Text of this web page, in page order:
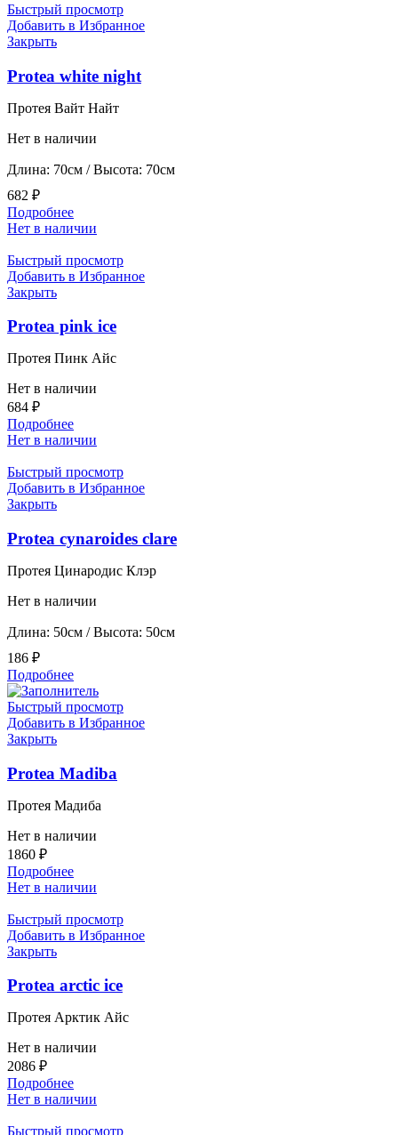
Быстрый просмотр
Добавить в Избранное
Закрыть
Protea white night
Протея Вайт Найт
Нет в наличии
Длина: 70см / Высота: 70см
682 ₽
Подробнее
Нет в наличии
Быстрый просмотр
Добавить в Избранное
Закрыть
Protea pink ice
Протея Пинк Айс
Нет в наличии
684 ₽
Подробнее
Нет в наличии
Быстрый просмотр
Добавить в Избранное
Закрыть
Protea cynaroides clare
Протея Цинародис Клэр
Нет в наличии
Длина: 50см / Высота: 50см
186 ₽
Подробнее
Быстрый просмотр
Добавить в Избранное
Закрыть
Protea Madiba
Протея Мадиба
Нет в наличии
1860 ₽
Подробнее
Нет в наличии
Быстрый просмотр
Добавить в Избранное
Закрыть
Protea arctic ice
Протея Арктик Айс
Нет в наличии
2086 ₽
Подробнее
Нет в наличии
Быстрый просмотр